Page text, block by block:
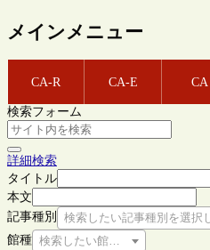
メインメニュー
CA-R CA-E CA
検索フォーム
詳細検索
タイトル
本文
記事種別
検索したい記事種別を選択
館種 検索したい館種を選択してくださ